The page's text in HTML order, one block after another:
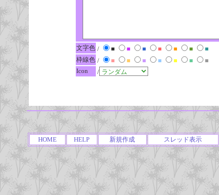
文字色 / ■ ■ ■ ■ ■ ■
■
枠線色 / ■ ■ ■ ■ ■ ■
■
Icon
/
HOME HELP 新規作成 スレッド表示